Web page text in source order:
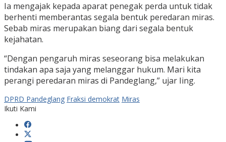
Ia mengajak kepada aparat penegak perda untuk tidak
berhenti memberantas segala bentuk peredaran miras.
Sebab miras merupakan biang dari segala bentuk
kejahatan.
“Dengan pengaruh miras seseorang bisa melakukan
tindakan apa saja yang melanggar hukum. Mari kita
perangi peredaran miras di Pandeglang,” ujar Iing.
DPRD Pandeglang Fraksi demokrat Miras
Ikuti Kami